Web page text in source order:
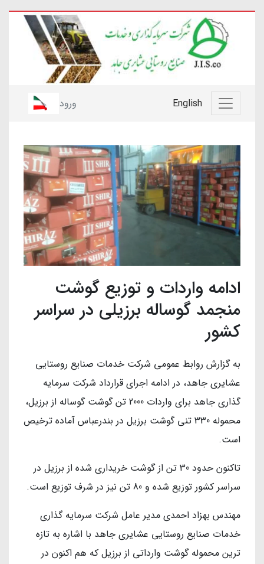
English ورود
ادامه واردات و توزیع گوشت
منجمد گوساله برزیلی در سراسر
کشور
به گزارش روابط عمومی شرکت خدمات صنایع روستایی
عشایری جاهد، در ادامه اجرای قرارداد شرکت سرمایه
گذاری جاهد برای واردات 2000 تن گوشت گوساله از برزیل،
محموله 330 تنی گوشت برزیل در بندرعباس آماده ترخیص
است.
تاکنون حدود 30 تن از گوشت خریداری شده از برزیل در
سراسر کشور توزیع شده و 80 تن نیز در شرف توزیع است.
مهندس بهزاد احمدی مدیر عامل شرکت سرمایه گذاری
خدمات صنایع روستایی عشایری جاهد با اشاره به تازه
ترین محموله گوشت وارداتی از برزیل که هم اکنون در